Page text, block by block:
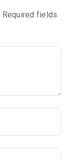
Required fields